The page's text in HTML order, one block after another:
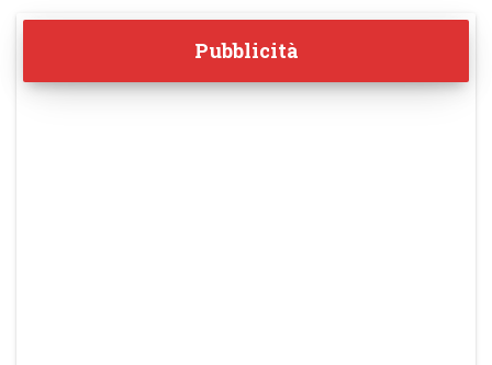
Pubblicità